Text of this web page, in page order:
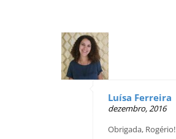
Luísa Ferreira
dezembro, 2016
Obrigada, Rogério!